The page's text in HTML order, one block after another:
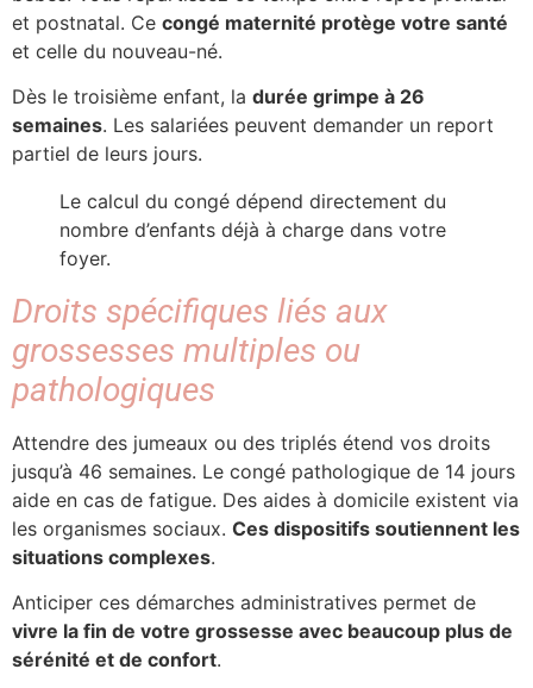
et postnatal. Ce congé maternité protège votre santé
et celle du nouveau-né.
Dès le troisième enfant, la durée grimpe à 26
semaines. Les salariées peuvent demander un report
partiel de leurs jours.
Le calcul du congé dépend directement du
nombre d’enfants déjà à charge dans votre
foyer.
Droits spécifiques liés aux
grossesses multiples ou
pathologiques
Attendre des jumeaux ou des triplés étend vos droits
jusqu’à 46 semaines. Le congé pathologique de 14 jours
aide en cas de fatigue. Des aides à domicile existent via
les organismes sociaux. Ces dispositifs soutiennent les
situations complexes.
Anticiper ces démarches administratives permet de
vivre la fin de votre grossesse avec beaucoup plus de
sérénité et de confort.